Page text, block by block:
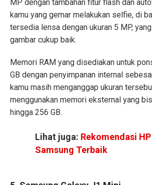
MP dengan tambahan fitur flash dan
kamu yang gemar melakukan selfie, di
tersedia lensa dengan ukuran 5 MP,
gambar cukup baik.
Memori RAM yang disediakan untuk
GB dengan penyimpanan internal
kamu masih menganggap ukuran
menggunakan memori eksternal yang
hingga 256 GB.
Lihat juga: Rekomendasi HP
Samsung Terbaik